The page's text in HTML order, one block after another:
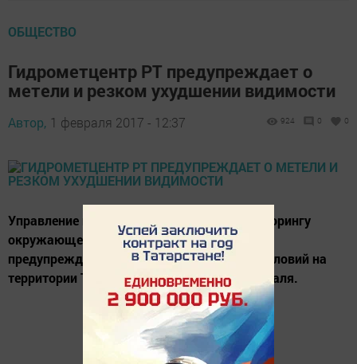
ОБЩЕСТВО
Гидрометцентр РТ предупреждает о
метели и резком ухудшении видимости
Автор, 1 февраля 2017 - 12:37 924 0 0
Управление по гидрометеорологии и мониторингу
окружающей среды РТ распространило
предупреждение об ухудшении погодных условий на
территории Татарстана в ночь с 1 на 2 февраля.